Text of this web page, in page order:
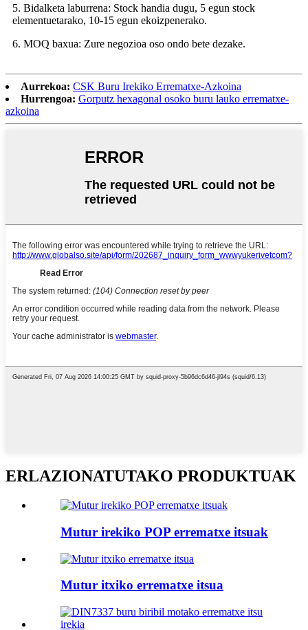
5. Bidalketa laburrena: Stock handia dugu, 5 egun stock
elementuetarako, 10-15 egun ekoizpenerako.
6. MOQ baxua: Zure negozioa oso ondo bete dezake.
Aurrekoa: CSK Buru Irekiko Errematxe-Azkoina
Hurrengoa: Gorputz hexagonal osoko buru lauko errematxe-
azkoina
ERLAZIONATUTAKO PRODUKTUAK
Mutur irekiko POP errematxe itsuak
Mutur itxiko errematxe itsua